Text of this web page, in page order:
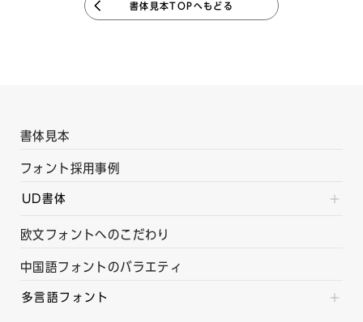
書体見本TOPへもどる
書体見本
フォント採用事例
UD書体
欧文フォントへのこだわり
中国語フォントのバラエティ
多言語フォント